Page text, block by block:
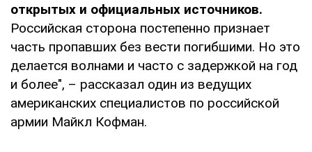
открытых и официальных источников.
Российская сторона постепенно признает
часть пропавших без вести погибшими. Но это
делается волнами и часто с задержкой на год
и более", – рассказал один из ведущих
американских специалистов по российской
армии Майкл Кофман.